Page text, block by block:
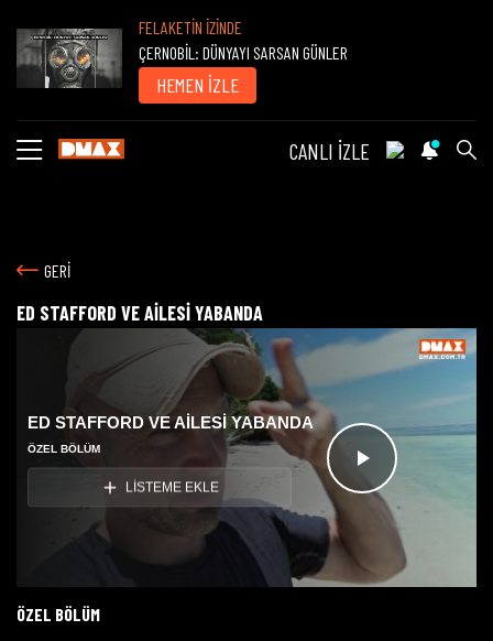
FELAKETİN İZİNDE
ÇERNOBİL: DÜNYAYI SARSAN GÜNLER
HEMEN İZLE
CANLI İZLE
GERİ
ED STAFFORD VE AİLESİ YABANDA
Videoyu
Oynat
ED STAFFORD VE AİLESİ YABANDA
ÖZEL BÖLÜM
LİSTEME EKLE
ÖZEL BÖLÜM